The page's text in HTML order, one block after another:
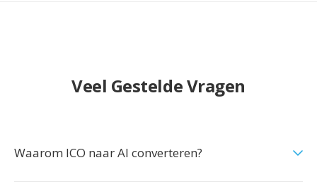
Veel Gestelde Vragen
Waarom ICO naar AI converteren?